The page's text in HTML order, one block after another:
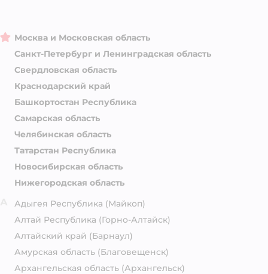
Москва и Московская область
Санкт-Петербург и Ленинградская область
Свердловская область
Краснодарский край
Башкортостан Республика
Самарская область
Челябинская область
Татарстан Республика
Новосибирская область
Нижегородская область
Адыгея Республика (Майкоп)
Алтай Республика (Горно-Алтайск)
Алтайский край (Барнаул)
Амурская область (Благовещенск)
Архангельская область (Архангельск)